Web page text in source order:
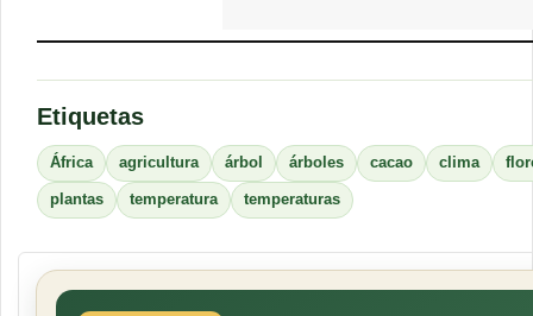
Etiquetas
África agricultura árbol árboles cacao clima
plantas temperatura temperaturas